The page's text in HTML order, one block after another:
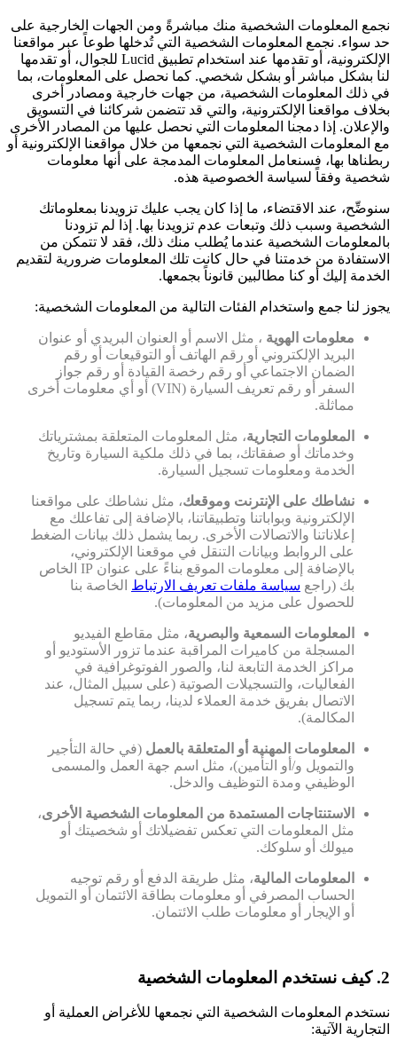
نجمع المعلومات الشخصية منك مباشرةً ومن الجهات الخارجية على
حد سواء. نجمع المعلومات الشخصية التي تُدخلها طوعاً عبر مواقعنا
الإلكترونية، أو تقدمها عند استخدام تطبيق Lucid للجوال، أو تقدمها
لنا بشكل مباشر أو بشكل شخصي. كما نحصل على المعلومات، بما
في ذلك المعلومات الشخصية، من جهات خارجية ومصادر أخرى
بخلاف مواقعنا الإلكترونية، والتي قد تتضمن شركائنا في التسويق
والإعلان. إذا دمجنا المعلومات التي نحصل عليها من المصادر الأخرى
مع المعلومات الشخصية التي نجمعها من خلال مواقعنا الإلكترونية أو
ربطناها بها، فسنعامل المعلومات المدمجة على أنها معلومات
شخصية وفقاً لسياسة الخصوصية هذه.
سنوضِّح، عند الاقتضاء، ما إذا كان يجب عليك تزويدنا بمعلوماتك
الشخصية وسبب ذلك وتبعات عدم تزويدنا بها. إذا لم تزودنا
بالمعلومات الشخصية عندما يُطلب منك ذلك، فقد لا تتمكن من
الاستفادة من خدمتنا في حال كانت تلك المعلومات ضرورية لتقديم
الخدمة إليك أو كنا مطالبين قانوناً بجمعها.
يجوز لنا جمع واستخدام الفئات التالية من المعلومات الشخصية:
معلومات الهوية ، مثل الاسم أو العنوان البريدي أو عنوان
البريد الإلكتروني أو رقم الهاتف أو التوقيعات أو رقم
الضمان الاجتماعي أو رقم رخصة القيادة أو رقم جواز
السفر أو رقم تعريف السيارة (VIN) أو أي معلومات أخرى
مماثلة.
المعلومات التجارية، مثل المعلومات المتعلقة بمشترياتك
وخدماتك أو صفقاتك، بما في ذلك ملكية السيارة وتاريخ
الخدمة ومعلومات تسجيل السيارة.
نشاطك على الإنترنت وموقعك، مثل نشاطك على مواقعنا
الإلكترونية وبواباتنا وتطبيقاتنا، بالإضافة إلى تفاعلك مع
إعلاناتنا والاتصالات الأخرى. ربما يشمل ذلك بيانات الضغط
على الروابط وبيانات التنقل في موقعنا الإلكتروني،
بالإضافة إلى معلومات الموقع بناءً على عنوان IP الخاص
بك (راجع سياسة ملفات تعريف الارتباط الخاصة بنا
للحصول على مزيد من المعلومات).
المعلومات السمعية والبصرية، مثل مقاطع الفيديو
المسجلة من كاميرات المراقبة عندما تزور الأستوديو أو
مراكز الخدمة التابعة لنا، والصور الفوتوغرافية في
الفعاليات، والتسجيلات الصوتية (على سبيل المثال، عند
الاتصال بفريق خدمة العملاء لدينا، ربما يتم تسجيل
المكالمة).
المعلومات المهنية أو المتعلقة بالعمل (في حالة التأجير
والتمويل و/أو التأمين)، مثل اسم جهة العمل والمسمى
الوظيفي ومدة التوظيف والدخل.
الاستنتاجات المستمدة من المعلومات الشخصية الأخرى،
مثل المعلومات التي تعكس تفضيلاتك أو شخصيتك أو
ميولك أو سلوكك.
المعلومات المالية، مثل طريقة الدفع أو رقم توجيه
الحساب المصرفي أو معلومات بطاقة الائتمان أو التمويل
أو الإيجار أو معلومات طلب الائتمان.
2. كيف نستخدم المعلومات الشخصية
نستخدم المعلومات الشخصية التي نجمعها للأغراض العملية أو
التجارية الآتية: